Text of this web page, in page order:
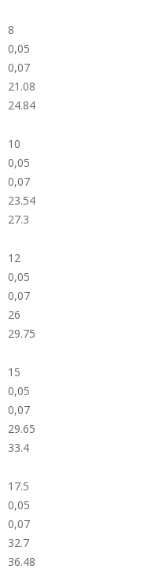
8
0,05
0,07
21.08
24.84
10
0,05
0,07
23.54
27.3
12
0,05
0,07
26
29.75
15
0,05
0,07
29.65
33.4
17.5
0,05
0,07
32.7
36.48